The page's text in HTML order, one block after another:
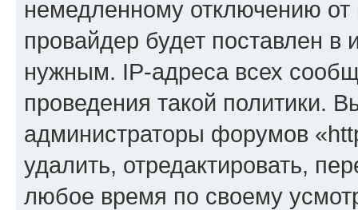
немедленному отключению
провайдер будет поставлен в
нужным. IP-адреса всех
проведения такой политики.
администраторы форумов
удалить, отредактировать,
любое время по своему